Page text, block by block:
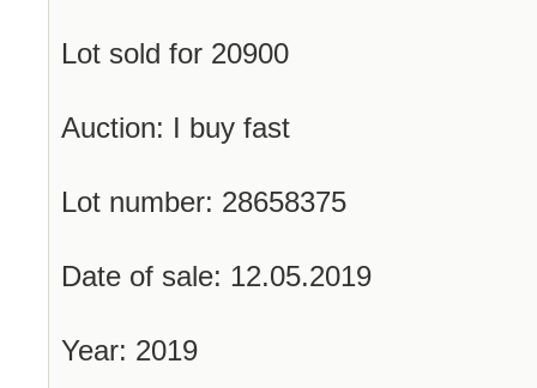
Lot sold for 20900
Auction: I buy fast
Lot number: 28658375
Date of sale: 12.05.2019
Year: 2019